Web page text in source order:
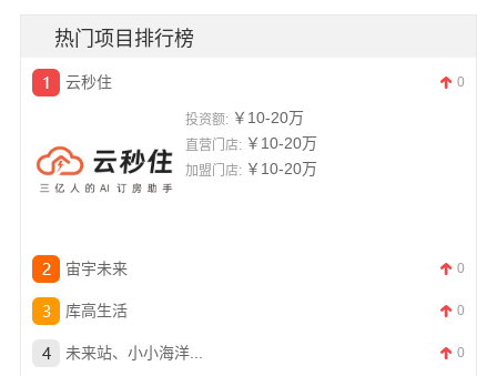
热门项目排行榜
云秒住 0
投资额: ￥10-20万
直营门店: ￥10-20万
加盟门店: ￥10-20万
宙宇未来 0
库高生活 0
未来站、小小海洋... 0